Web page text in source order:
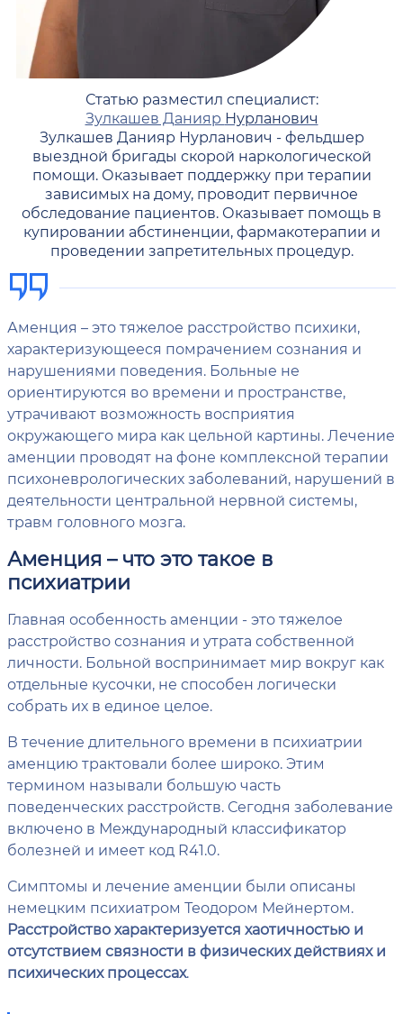
Статью разместил специалист:
Зулкашев Данияр Нурланович
Зулкашев Данияр Нурланович - фельдшер
выездной бригады скорой наркологической
помощи. Оказывает поддержку при терапии
зависимых на дому, проводит первичное
обследование пациентов. Оказывает помощь в
купировании абстиненции, фармакотерапии и
проведении запретительных процедур.
Аменция – это тяжелое расстройство психики,
характеризующееся помрачением сознания и
нарушениями поведения. Больные не
ориентируются во времени и пространстве,
утрачивают возможность восприятия
окружающего мира как цельной картины. Лечение
аменции проводят на фоне комплексной терапии
психоневрологических заболеваний, нарушений в
деятельности центральной нервной системы,
травм головного мозга.
Аменция – что это такое в
психиатрии
Главная особенность аменции - это тяжелое
расстройство сознания и утрата собственной
личности. Больной воспринимает мир вокруг как
отдельные кусочки, не способен логически
собрать их в единое целое.
В течение длительного времени в психиатрии
аменцию трактовали более широко. Этим
термином называли большую часть
поведенческих расстройств. Сегодня заболевание
включено в Международный классификатор
болезней и имеет код R41.0.
Симптомы и лечение аменции были описаны
немецким психиатром Теодором Мейнертом.
Расстройство характеризуется хаотичностью и
отсутствием связности в физических действиях и
психических процессах.